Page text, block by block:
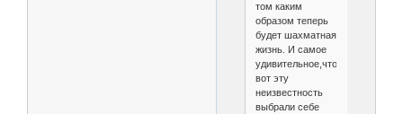
том каким
образом теперь
будет шахматная
жизнь. И самое
удивительное,что
вот эту
неизвестность
выбрали себе